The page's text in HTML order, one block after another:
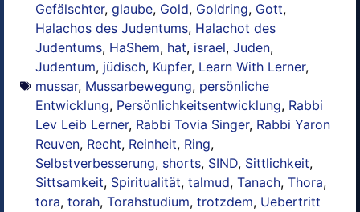
Gefälschter, glaube, Gold, Goldring, Gott,
Halachos des Judentums, Halachot des
Judentums, HaShem, hat, israel, Juden,
Judentum, jüdisch, Kupfer, Learn With Lerner,
mussar, Mussarbewegung, persönliche
Entwicklung, Persönlichkeitsentwicklung, Rabbi
Lev Leib Lerner, Rabbi Tovia Singer, Rabbi Yaron
Reuven, Recht, Reinheit, Ring,
Selbstverbesserung, shorts, SIND, Sittlichkeit,
Sittsamkeit, Spiritualität, talmud, Tanach, Thora,
tora, torah, Torahstudium, trotzdem, Uebertritt